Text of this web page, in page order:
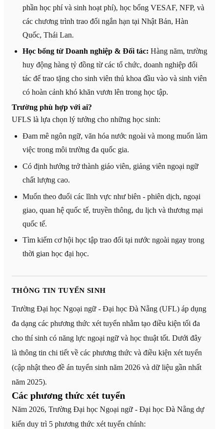
phần học phí và sinh hoạt phí), học bổng VESAF, NFP, và
các chương trình trao đổi ngắn hạn tại Nhật Bản, Hàn
Quốc, Thái Lan.
Học bổng từ Doanh nghiệp & Đối tác: Hàng năm, trường
huy động hàng tỷ đồng từ các tổ chức, doanh nghiệp đối
tác để trao tặng cho sinh viên thủ khoa đầu vào và sinh viên
có hoàn cảnh khó khăn vươn lên trong học tập.
Trường phù hợp với ai?
UFLS là lựa chọn lý tưởng cho những học sinh:
Đam mê ngôn ngữ, văn hóa nước ngoài và mong muốn làm
việc trong môi trường đa quốc gia.
Có định hướng trở thành giáo viên, giảng viên ngoại ngữ
chất lượng cao.
Muốn theo đuổi các lĩnh vực như biên - phiên dịch, ngoại
giao, quan hệ quốc tế, truyền thông, du lịch và thương mại
quốc tế.
Tìm kiếm cơ hội học tập trao đổi tại nước ngoài ngay trong
thời gian học đại học.
THÔNG TIN TUYỂN SINH
Trường Đại học Ngoại ngữ - Đại học Đà Nẵng (UFL) áp dụng
đa dạng các phương thức xét tuyển nhằm tạo điều kiện tối đa
cho thí sinh có năng lực ngoại ngữ và học thuật tốt. Dưới đây
là thông tin chi tiết về các phương thức và điều kiện xét tuyển
(cập nhật theo đề án tuyển sinh năm 2026 và dữ liệu gần nhất
năm 2025).
Các phương thức xét tuyển
Năm 2026, Trường Đại học Ngoại ngữ - Đại học Đà Nẵng dự
kiến duy trì 5 phương thức xét tuyển chính: